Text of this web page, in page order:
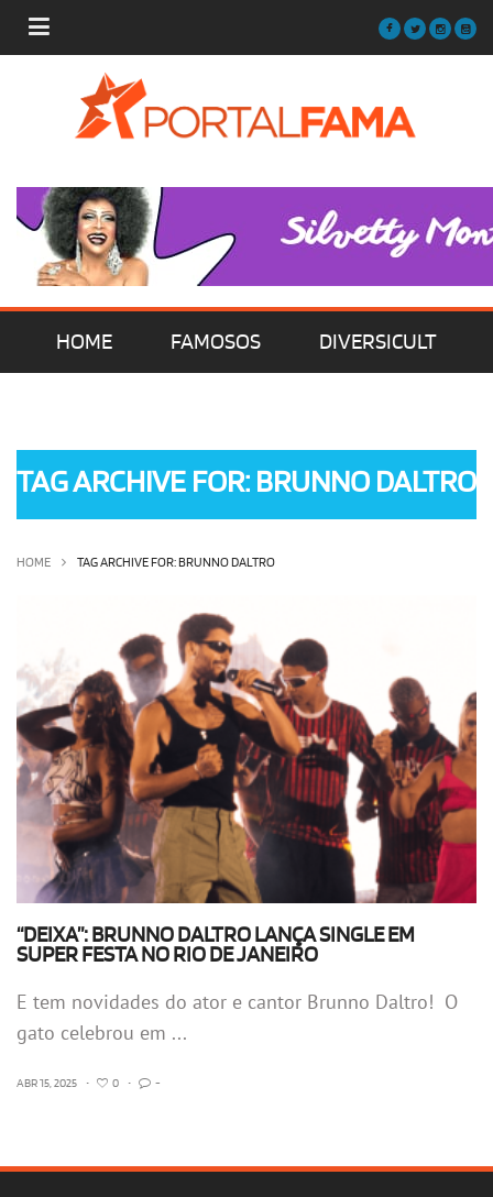
HOME FAMOSOS DIVERSICULT
OLHA ISSO! EU QUERO!
TAG ARCHIVE FOR: BRUNNO DALTRO
HOME TAG ARCHIVE FOR: BRUNNO DALTRO
“DEIXA”: BRUNNO DALTRO LANÇA SINGLE EM
SUPER FESTA NO RIO DE JANEIRO
E tem novidades do ator e cantor Brunno Daltro! O
gato celebrou em ...
ABR 15, 2025 • 0 • -